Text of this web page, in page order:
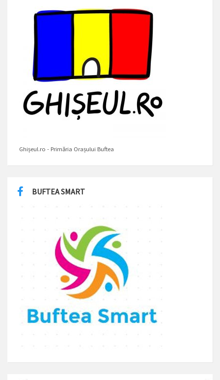
Ghișeul.ro - Primăria Orașului Buftea
BUFTEA SMART